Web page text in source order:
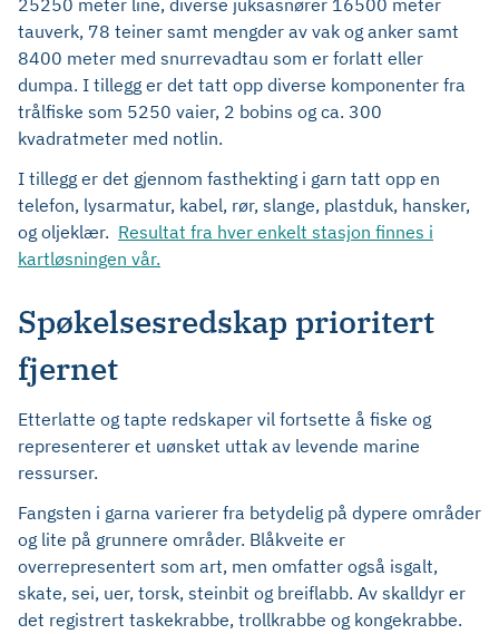
25250 meter line, diverse juksasnører 16500 meter
tauverk, 78 teiner samt mengder av vak og anker samt
8400 meter med snurrevadtau som er forlatt eller
dumpa. I tillegg er det tatt opp diverse komponenter fra
trålfiske som 5250 vaier, 2 bobins og ca. 300
kvadratmeter med notlin.
I tillegg er det gjennom fasthekting i garn tatt opp en
telefon, lysarmatur, kabel, rør, slange, plastduk, hansker,
og oljeklær. Resultat fra hver enkelt stasjon finnes i
kartløsningen vår.
Spøkelsesredskap prioritert
fjernet
Etterlatte og tapte redskaper vil fortsette å fiske og
representerer et uønsket uttak av levende marine
ressurser.
Fangsten i garna varierer fra betydelig på dypere områder
og lite på grunnere områder. Blåkveite er
overrepresentert som art, men omfatter også isgalt,
skate, sei, uer, torsk, steinbit og breiflabb. Av skalldyr er
det registrert taskekrabbe, trollkrabbe og kongekrabbe.